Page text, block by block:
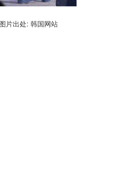
片出处: 韩国网站